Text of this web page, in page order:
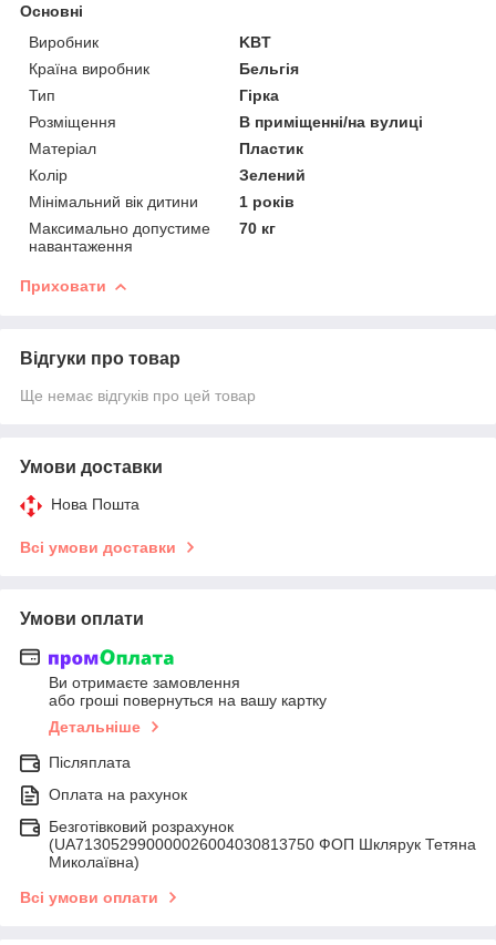
Основні
Виробник
KBT
Країна виробник
Бельгія
Тип
Гірка
Розміщення
В приміщенні/на вулиці
Матеріал
Пластик
Колір
Зелений
Мінімальний вік дитини
1 років
Максимально допустиме
навантаження
70 кг
Приховати
Відгуки про товар
Ще немає відгуків про цей товар
Умови доставки
Нова Пошта
Всі умови доставки
Умови оплати
Ви отримаєте замовлення
або гроші повернуться на вашу картку
Детальніше
Післяплата
Оплата на рахунок
Безготівковий розрахунок
(UA713052990000026004030813750 ФОП Шклярук Тетяна
Миколаївна)
Всі умови оплати